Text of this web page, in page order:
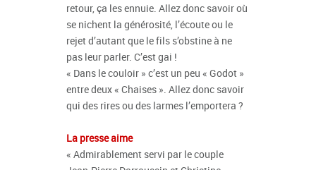
retour, ça les ennuie. Allez donc savoir où
se nichent la générosité, l’écoute ou le
rejet d’autant que le fils s’obstine à ne
pas leur parler. C’est gai !
« Dans le couloir » c’est un peu « Godot »
entre deux « Chaises ». Allez donc savoir
qui des rires ou des larmes l’emportera ?
La presse aime
« Admirablement servi par le couple